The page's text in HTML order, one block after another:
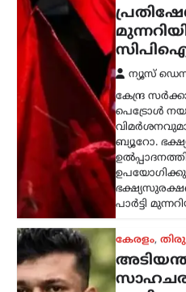
കേന്ദ്ര
പെട്രോൾ
ബ്യൂറോ.
പാർട്ടി
കേരളം,